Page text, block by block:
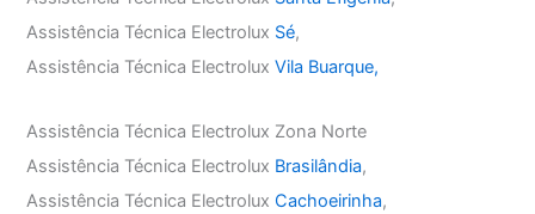
Assistência Técnica Electrolux Sé,
Assistência Técnica ElectroluxVila Buarque,
Assistência Técnica Electrolux Zona Norte
Assistência Técnica Electrolux Brasilândia,
Assistência Técnica ElectroluxCachoeirinha,